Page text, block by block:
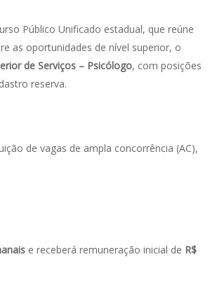
Público Unificado estadual, que reúne
as oportunidades de nível superior, o
de Serviços – Psicólogo, com posições
reserva.
de vagas de ampla concorrência (AC),
e receberá remuneração inicial de R$